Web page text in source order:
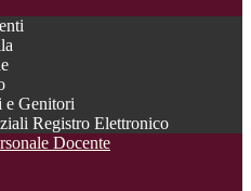
e Genitori
Registro Elettronico
Docente